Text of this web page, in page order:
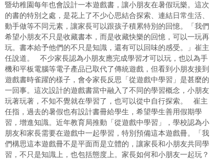
暨幼稚園每年也會設計一本遊戲書，讓小朋友在暑假玩樂。這次
的書的特別之處，是花上了不少心思結合探索、連結日常生活、
動手做等不同元素，讓家長可以跟孩子積累特別的回憶。「我們
希望小朋友不只是收藏書本，而是收藏快樂的回憶，可以一玩再
玩。書本給予他們的不只是知識，還有可以回味的感受。」崔主
任說道。 不少家長認為小朋友應完成學習才可以玩，也以為手
機和平板電腦等電子產品已取代了傳統遊戲，但看到小朋友接到
遊戲書時雀躍的樣子，會令家長反思「從遊戲中學習」是甚麼的
一回事。這次設計的遊戲書當中融入了不同的學習概念，小朋友
玩著玩著，不知不覺就在學習了，也可以從中自行探索。 崔主
任指，過去的暑假也有設計書冊給學生，希望學生善用假期學
習，增進知識。近年教育局推動「從遊戲中學習」，學校認為小
朋友和家長需要在遊戲中一起學習，特別預備這本遊戲冊。「我
們構思這本遊戲冊不是平面而是立體的，讓家長和小朋友共同學
習，不只是知識上，也包括態度上。家長如何和小朋友一起玩？